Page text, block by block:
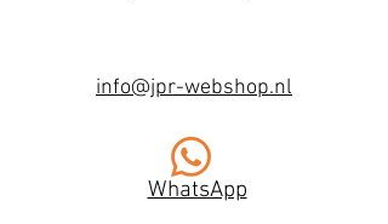
info@jpr-webshop.nl
WhatsApp